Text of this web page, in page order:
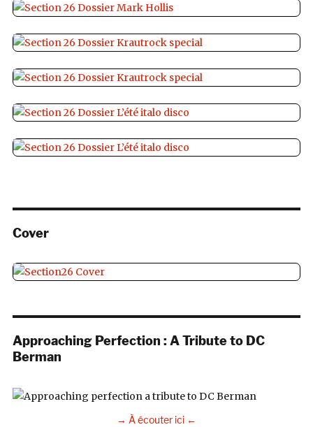
Cover
Approaching Perfection : A Tribute to DC
Berman
→ À écouter ici ←